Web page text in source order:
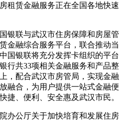
租赁金融服务正在全国各地快速
联与武汉市住房保障和房屋管
金融综合服务平台，联合推动当
国银联将充分发挥卡组织的平台
行共33项相关金融服务和产品整
，配合武汉市房管局，实现金融
融合，为用户提供一站式金融便
捷、便利、安全惠及武汉市民。
公厅关于加快培育和发展住房